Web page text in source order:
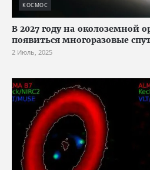
КОСМОС
В 2027 году на околоземной
появиться многоразовые
2 Июль, 2025